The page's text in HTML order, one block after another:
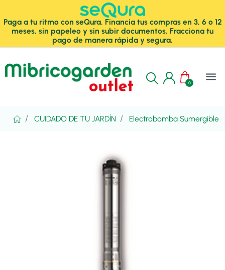
Paga a tu ritmo con seQura. Financia tus compras en 3, 6 o 12
meses, sin papeleo y sin subir documentos. Fracciona tu
pago de manera rápida y segura.
menu
0
CUIDADO DE TU JARDÍN Electrobomba Sumergible